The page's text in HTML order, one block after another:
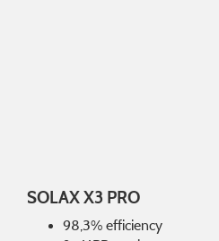
SOLAX X3 PRO
98,3% efficiency